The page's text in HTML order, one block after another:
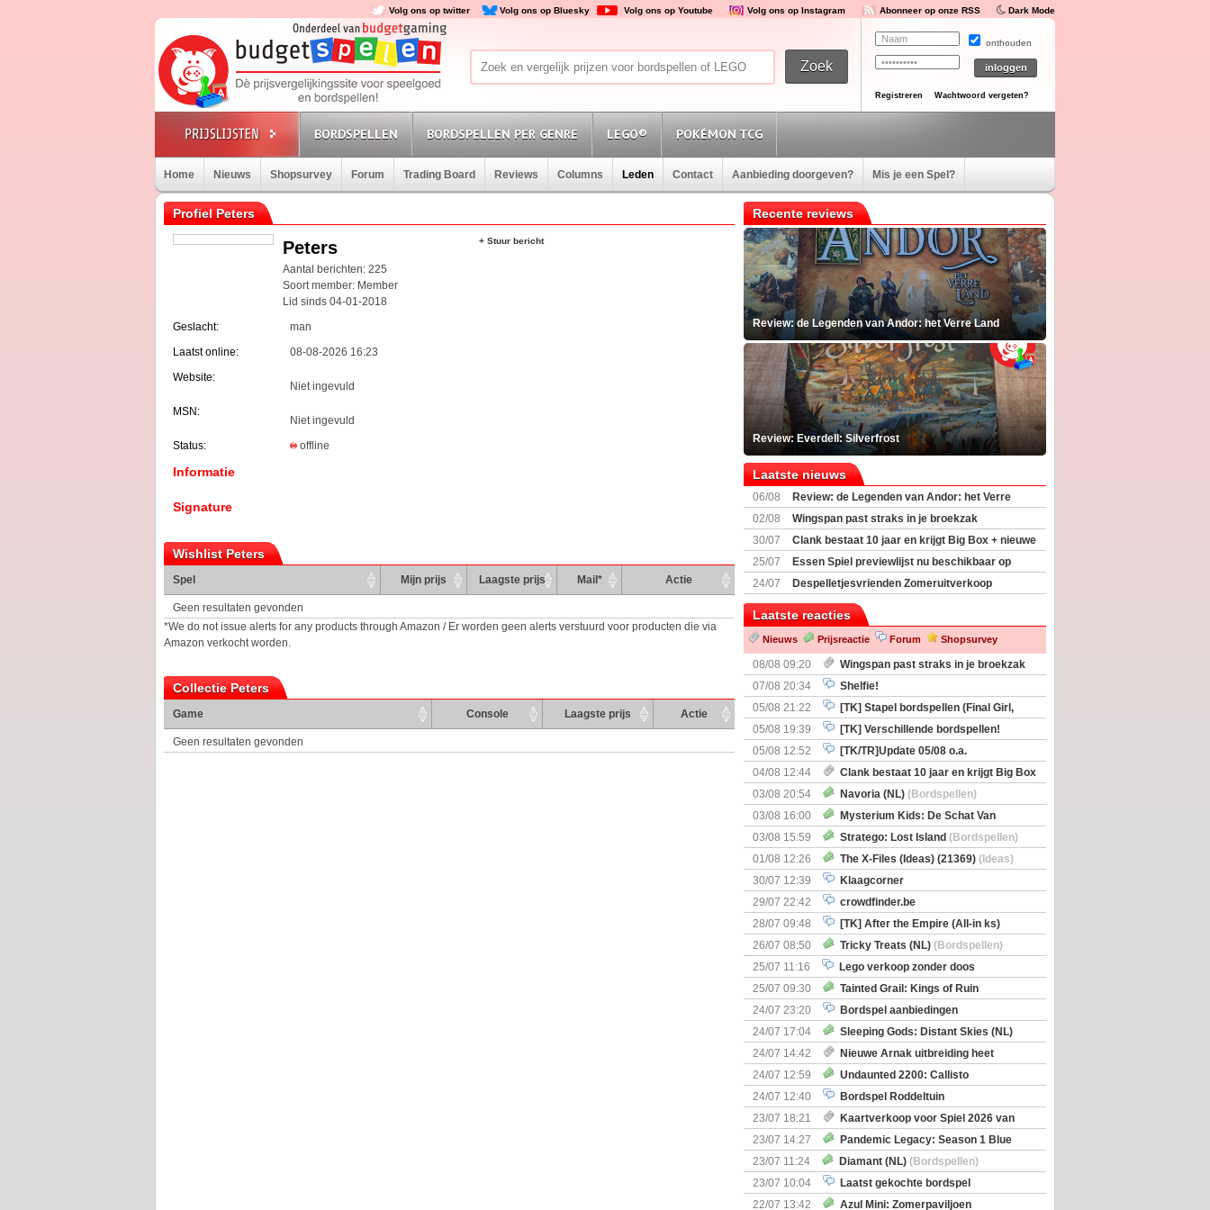
Volg ons op twitter Volg ons op Bluesky Volg ons op Youtube Volg ons op Instagram Abonneer op onze RSS Dark Mode
onthouden
Registreren Wachtwoord vergeten?
BORDSPELLEN BORDSPELLEN PER GENRE LEGO® POKÉMON TCG
Home Nieuws Shopsurvey Forum Trading Board Reviews Columns Leden Contact Aanbieding doorgeven? Mis je een Spel?
Profiel Peters
Peters
Aantal berichten: 225
Soort member: Member
Lid sinds 04-01-2018
Geslacht:
man
Laatst online:
08-08-2026 16:23
Website:
Niet ingevuld
MSN:
Niet ingevuld
Status:
offline
Informatie
Signature
+ Stuur bericht
Wishlist Peters
Spel Mijn prijs Laagste prijs Mail* Actie
Geen resultaten gevonden
*We do not issue alerts for any products through Amazon / Er worden geen alerts verstuurd voor producten die via
Amazon verkocht worden.
Collectie Peters
Game Console Laagste prijs Actie
Geen resultaten gevonden
Recente reviews
Review: de Legenden van Andor: het Verre Land
Review: Everdell: Silverfrost
Laatste nieuws
06/08
Review: de Legenden van Andor: het Verre
Land
02/08
Wingspan past straks in je broekzak
30/07
Clank bestaat 10 jaar en krijgt Big Box + nieuwe
uitbreiding
25/07
Essen Spiel previewlijst nu beschikbaar op
Boardgamegeek
24/07
Despelletjesvrienden Zomeruitverkoop
Laatste reacties
Nieuws Prijsreactie Forum Shopsurvey
08/08 09:20
Wingspan past straks in je broekzak
07/08 20:34
Shelfie!
05/08 21:22
[TK] Stapel bordspellen (Final Girl,
Nemesis Retaliation, Zombicide Invader)
05/08 19:39
[TK] Verschillende bordspellen!
05/08 12:52
[TK/TR]Update 05/08 o.a.
Prijsverlagingen, Imperium Horizons, 20 Strong
04/08 12:44
Clank bestaat 10 jaar en krijgt Big Box
+ nieuwe uitbreiding
03/08 20:54 Navoria (NL) (Bordspellen)
03/08 16:00
Mysterium Kids: De Schat Van
Kapitein Boe
(Bordspellen)
03/08 15:59 Stratego: Lost Island (Bordspellen)
01/08 12:26
The X-Files (Ideas) (21369) (Ideas)
30/07 12:39
Klaagcorner
29/07 22:42
crowdfinder.be
28/07 09:48
[TK] After the Empire (All-in ks)
26/07 08:50
Tricky Treats (NL) (Bordspellen)
25/07 11:16
Lego verkoop zonder doos
25/07 09:30
Tainted Grail: Kings of Ruin
Uitbreiding: Wyrd Encounters(Bordspellen)
24/07 23:20
Bordspel aanbiedingen
24/07 17:04
Sleeping Gods: Distant Skies (NL)
(Bordspellen)
24/07 14:42
Nieuwe Arnak uitbreiding heet
Surprise Shipments
24/07 12:59
Undaunted 2200: Callisto
(Bordspellen)
24/07 12:40
Bordspel Roddeltuin
23/07 18:21
Kaartverkoop voor Spiel 2026 van
start
23/07 14:27
Pandemic Legacy: Season 1 Blue
(Bordspellen)
23/07 11:24 Diamant (NL) (Bordspellen)
23/07 10:04
Laatst gekochte bordspel
22/07 13:42
Azul Mini: Zomerpaviljoen